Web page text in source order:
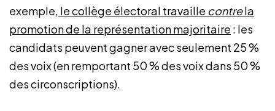
exemple, le collège électoral travaille contrela
promotion de la représentation majoritaire : les
candidats peuvent gagner avec seulement 25 %
des voix (en remportant 50 % des voix dans 50 %
des circonscriptions).